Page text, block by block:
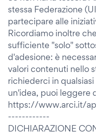
stessa Federazione
partecipare alle
Ricordiamo inoltre
sufficiente "solo"
d'adesione: è
valori contenuti nello
richiederci in
un'idea, puoi leggere
https://www.arci.it/
------------
DICHIARAZIONE